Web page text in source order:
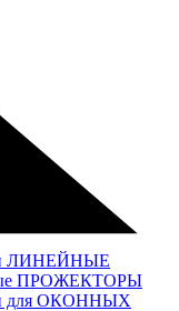
ЛИНЕЙНЫЕ
ПРОЖЕКТОРЫ
для ОКОННЫХ